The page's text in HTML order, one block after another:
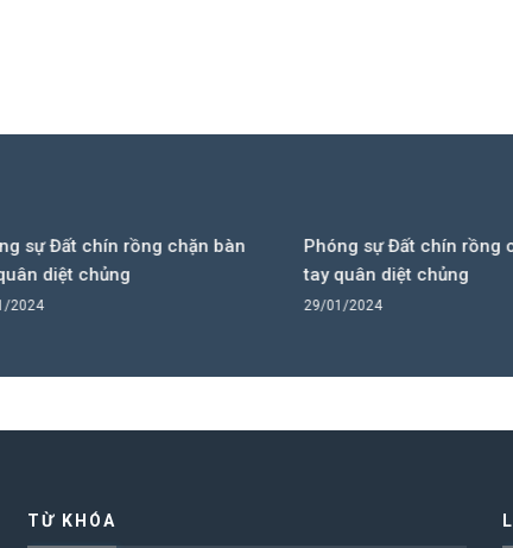
Đất chín rồng chặn bàn
diệt chủng
Phóng sự Đất chín rồng
tay quân diệt chủng
29/01/2024
TỪ KHÓA